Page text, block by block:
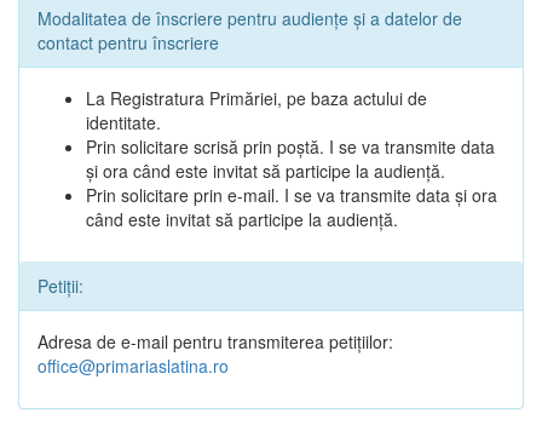
Modalitatea de înscriere pentru audiențe și a datelor de
contact pentru înscriere
La Registratura Primăriei, pe baza actului de
identitate.
Prin solicitare scrisă prin poștă. I se va transmite data
și ora când este invitat să participe la audiență.
Prin solicitare prin e-mail. I se va transmite data și ora
când este invitat să participe la audiență.
Petiții:
Adresa de e-mail pentru transmiterea petițiilor:
office@primariaslatina.ro